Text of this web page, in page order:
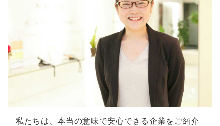
私たちは、本当の意味で安心できる企業をご紹介